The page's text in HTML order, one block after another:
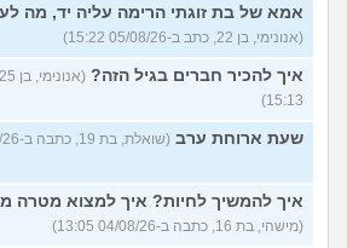
לוקח אותי לדייטים גרועים
האם להמשיך?
(נטע, בת 21)
עוד שאלות חדשות
אמא של בת זוגתי הרימה עליה יד, מה
(אנונימי, בן 22, כתב ב-05/08/26 15:22)
איך להכיר חברים בגיל הזה?
15:13)
שעת ארוחת ערב (שואלת, בת 19, כתבה ב-04/08/26 13:14)
איך להמשיך לחיות? איך למצוא מטרה
(מישהי, בת 16, כתבה ב-04/08/26 13:05)